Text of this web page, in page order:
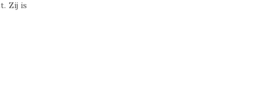
Zij is